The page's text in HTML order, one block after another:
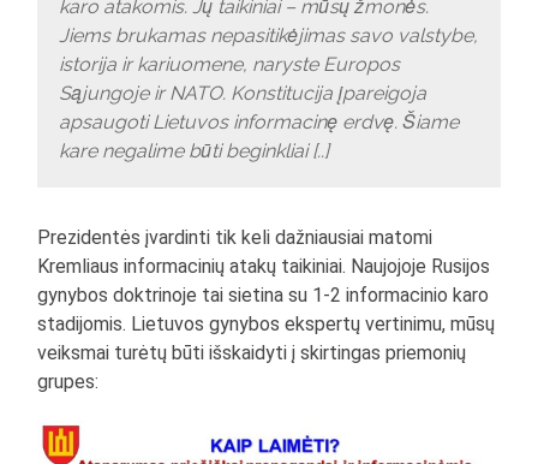
karo atakomis. Jų taikiniai – mūsų žmonės.
Jiems brukamas nepasitikėjimas savo valstybe,
istorija ir kariuomene, naryste Europos
Sąjungoje ir NATO. Konstitucija įpareigoja
apsaugoti Lietuvos informacinę erdvę. Šiame
kare negalime būti beginkliai [..]
Prezidentės įvardinti tik keli dažniausiai matomi
Kremliaus informacinių atakų taikiniai. Naujojoje Rusijos
gynybos doktrinoje tai sietina su 1-2 informacinio karo
stadijomis. Lietuvos gynybos ekspertų vertinimu, mūsų
veiksmai turėtų būti išskaidyti į skirtingas priemonių
grupes: